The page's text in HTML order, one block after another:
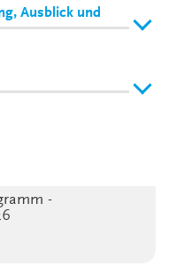
Ausblick und
-